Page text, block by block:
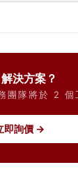
決方案？
團隊將於 2 個
即詢價 →